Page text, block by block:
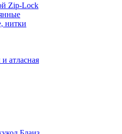
Zip-Lock
нитки
атласная